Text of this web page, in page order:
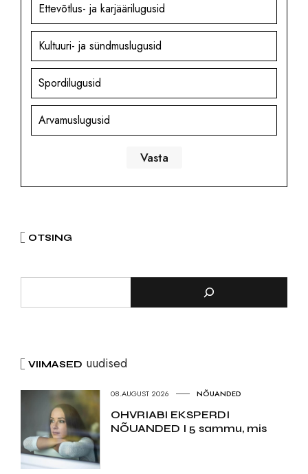
Ettevõtlus- ja karjäärilugusid
Kultuuri- ja sündmuslugusid
Spordilugusid
Arvamuslugusid
OTSING
VIIMASED uudised
08.AUGUST 2026 NÕUANDED
OHVRIABI EKSPERDI
NÕUANDED I 5 sammu, mis